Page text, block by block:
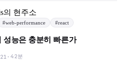
의 현주소
#web-performance #react
성능은 충분히 빠른가
· 42분